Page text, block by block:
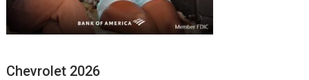
Chevrolet 2026